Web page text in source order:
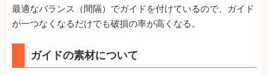
最適なバランス（間隔）でガイドを付けているので、ガイド
が一つなくなるだけでも破損の率が高くなる。
ガイドの素材について